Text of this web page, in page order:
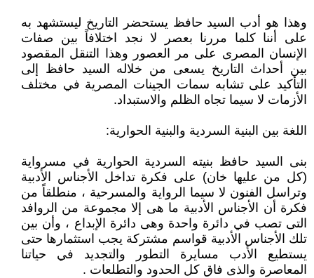
وهذا هو أدب السيد حافظ يستحضر التاريخ ليستشهد به
على أننا كلما مررنا بعصر لا نجد اختلافاً بين صفات
الإنسان المصرى على مر العصور وهذا التنقل المقصود
بين أحداث التاريخ يسعى من خلاله السيد حافظ إلى
التأكيد على تشابه سمات الجينات المصرية في مختلف
الأزمات لا سيما تجاه الظلم والاستبداد.
اللغة بين البنية السردية والبنية الحوارية:
بنى السيد حافظ بنيته السردية الحوارية في مسرواية
(كل من عليها خان) على فكرة تداخل الأجناس الأدبية
وتراسل الفنون لا سيما الرواية والمسرحية ، منطلقاً من
فكرة أن الأجناس الأدبية ما هى إلا مجموعة من الروافد
التى تصب في دائرة واحدة وهى دائرة الإبداع ، وأن بين
تلك الأجناس الأدبية قواسم مشتركة يجب استثمارها حتى
يستطيع الأدب مسايرة التطور والتجديد في حياتنا
المعاصرة والذى فاق كل الحدود والتطلعات .